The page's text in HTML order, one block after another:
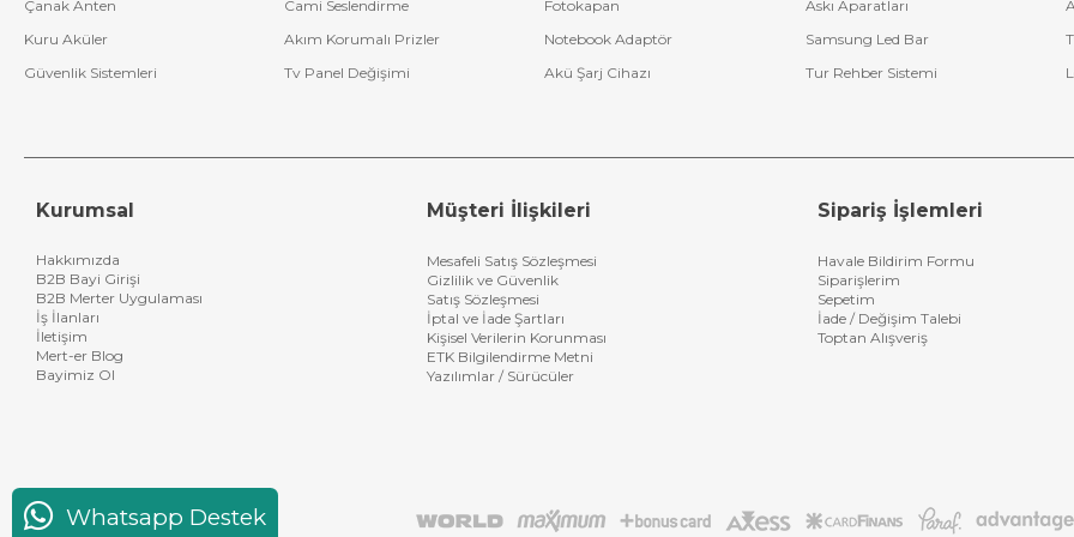
Çanak Anten
Cami Seslendirme Fotokapan Askı Aparatları
Kuru Aküler
Akım Korumalı Prizler Notebook Adaptör Samsung Led Bar
Güvenlik Sistemleri
Tv Panel Değişimi Akü Şarj Cihazı Tur Rehber Sistemi
Kurumsal
Hakkımızda
B2B Bayi Girişi
B2B Merter Uygulaması
İş İlanları
İletişim
Mert-er Blog
Bayimiz Ol
Müşteri İlişkileri
Mesafeli Satış Sözleşmesi
Gizlilik ve Güvenlik
Satış Sözleşmesi
İptal ve İade Şartları
Kişisel Verilerin Korunması
ETK Bilgilendirme Metni
Yazılımlar / Sürücüler
Sipariş İşlemleri
Havale Bildirim Formu
Siparişlerim
Sepetim
İade / Değişim Talebi
Toptan Alışveriş
Whatsapp Destek